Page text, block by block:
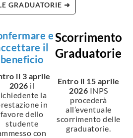
GRADUATORIE ➜
e
il
beneficio
il 3 aprile
2026 il
la
in
favore dello
studente
con
Scorrimento
Graduatorie
Entro il 15 aprile
2026 INPS
procederà
all’eventuale
scorrimento delle
graduatorie.